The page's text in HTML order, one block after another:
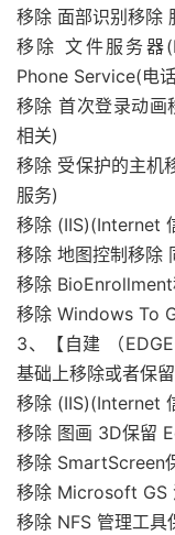
移除 面部识别移除
移除 文件服务器
Phone Service(电
移除 首次登录动
相关)
移除 受保护的主机
服务)
移除 (IIS)(Internet
移除 地图控制移除
移除
移除 Windows To
3、【自建 （
基础上移除或者保留
移除 (IIS)(Internet
移除 图画 3D保留
移除 SmartScreen
移除 Microsoft GS
移除 NFS 管理工